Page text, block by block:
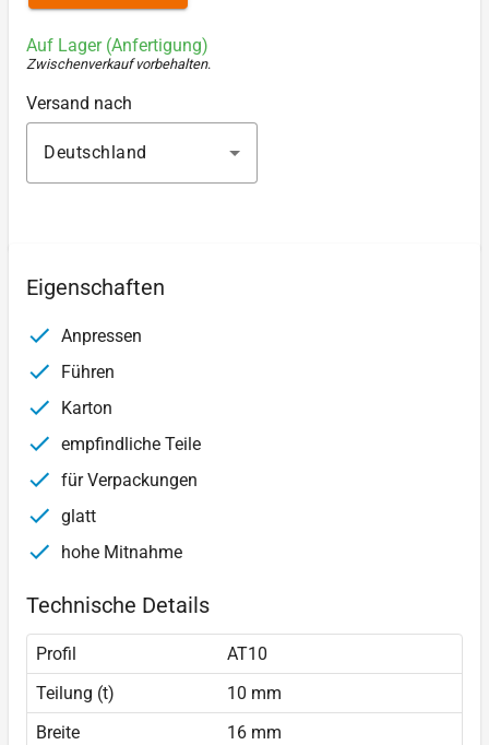
Auf Lager (Anfertigung)
Zwischenverkauf vorbehalten.
Versand nach
Deutschland
Eigenschaften
Anpressen
Führen
Karton
empfindliche Teile
für Verpackungen
glatt
hohe Mitnahme
Technische Details
Profil
AT10
Teilung (t)
10 mm
Breite
16 mm